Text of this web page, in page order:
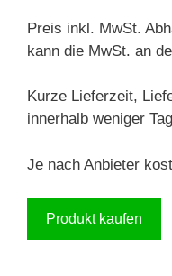
Preis inkl. MwSt.
kann die MwSt. an
Kurze Lieferzeit,
innerhalb weniger
Je nach Anbieter
Produkt kaufen